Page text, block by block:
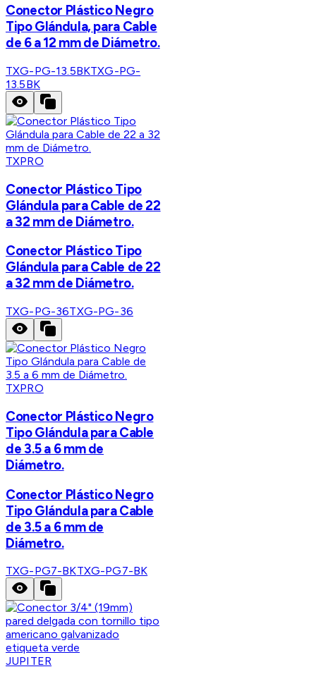
Conector Plástico Negro
Tipo Glándula, para Cable
de 6 a 12 mm de Diámetro.
TXG-PG-13.5BKTXG-PG-
13.5BK
TXPRO
Conector Plástico Tipo
Glándula para Cable de 22
a 32 mm de Diámetro.
Conector Plástico Tipo
Glándula para Cable de 22
a 32 mm de Diámetro.
TXG-PG-36TXG-PG-36
TXPRO
Conector Plástico Negro
Tipo Glándula para Cable
de 3.5 a 6 mm de
Diámetro.
Conector Plástico Negro
Tipo Glándula para Cable
de 3.5 a 6 mm de
Diámetro.
TXG-PG7-BKTXG-PG7-BK
JUPITER